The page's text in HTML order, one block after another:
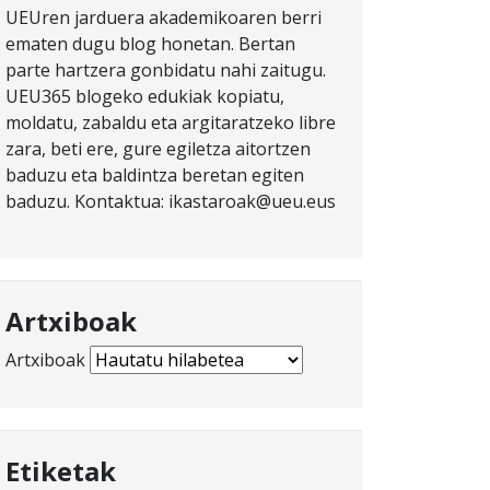
UEUren jarduera akademikoaren berri
ematen dugu blog honetan. Bertan
parte hartzera gonbidatu nahi zaitugu.
UEU365 blogeko edukiak kopiatu,
moldatu, zabaldu eta argitaratzeko libre
zara, beti ere, gure egiletza aitortzen
baduzu eta baldintza beretan egiten
baduzu. Kontaktua: ikastaroak@ueu.eus
Artxiboak
Artxiboak
Etiketak